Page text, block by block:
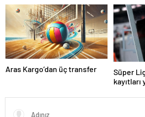
Aras Kargo’dan üç transfer
Süper
kayıtları